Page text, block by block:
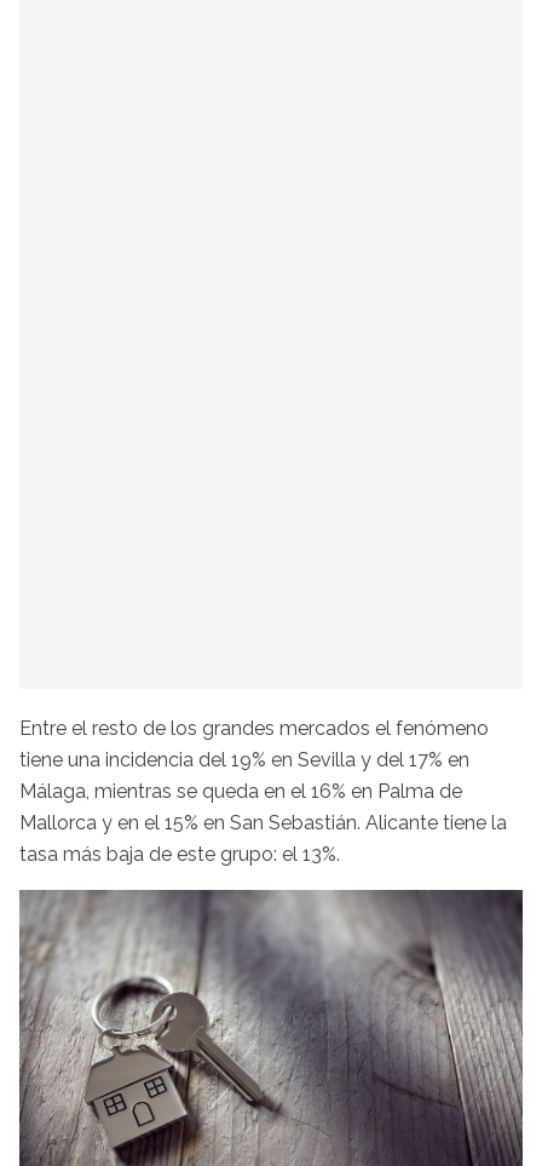
Entre el resto de los grandes mercados el fenómeno
tiene una incidencia del 19% en Sevilla y del 17% en
Málaga, mientras se queda en el 16% en Palma de
Mallorca y en el 15% en San Sebastián. Alicante tiene la
tasa más baja de este grupo: el 13%.